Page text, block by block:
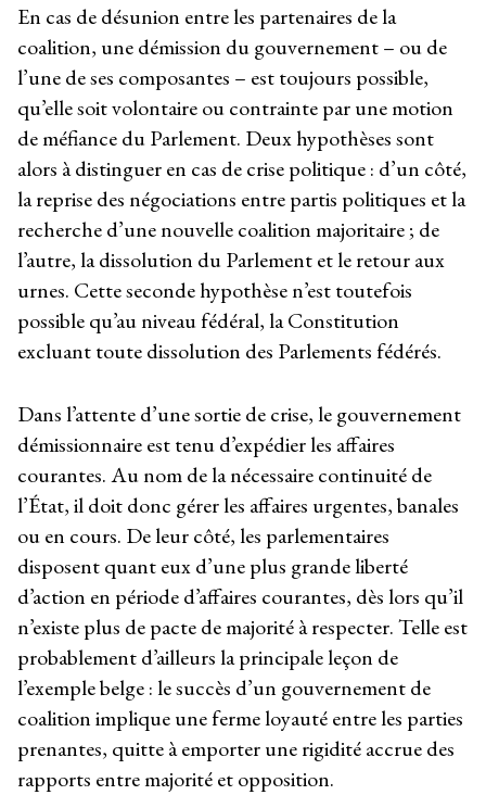
En cas de désunion entre les partenaires de la
coalition, une démission du gouvernement – ou de
l’une de ses composantes – est toujours possible,
qu’elle soit volontaire ou contrainte par une motion
de méfiance du Parlement. Deux hypothèses sont
alors à distinguer en cas de crise politique : d’un côté,
la reprise des négociations entre partis politiques et la
recherche d’une nouvelle coalition majoritaire ; de
l’autre, la dissolution du Parlement et le retour aux
urnes. Cette seconde hypothèse n’est toutefois
possible qu’au niveau fédéral, la Constitution
excluant toute dissolution des Parlements fédérés.
Dans l’attente d’une sortie de crise, le gouvernement
démissionnaire est tenu d’expédier les affaires
courantes. Au nom de la nécessaire continuité de
l’État, il doit donc gérer les affaires urgentes, banales
ou en cours. De leur côté, les parlementaires
disposent quant eux d’une plus grande liberté
d’action en période d’affaires courantes, dès lors qu’il
n’existe plus de pacte de majorité à respecter. Telle est
probablement d’ailleurs la principale leçon de
l’exemple belge : le succès d’un gouvernement de
coalition implique une ferme loyauté entre les parties
prenantes, quitte à emporter une rigidité accrue des
rapports entre majorité et opposition.